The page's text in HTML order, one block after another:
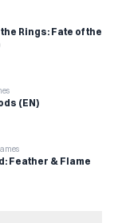
Rings: Fate of the
(EN)
Feather & Flame